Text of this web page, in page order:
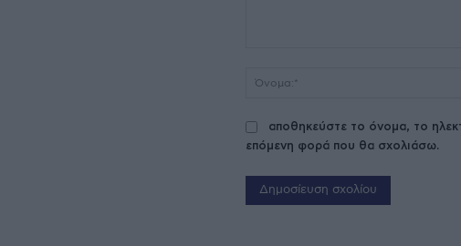
αποθηκεύστε το όνομα, το
επόμενη φορά που θα σχολιάσω.